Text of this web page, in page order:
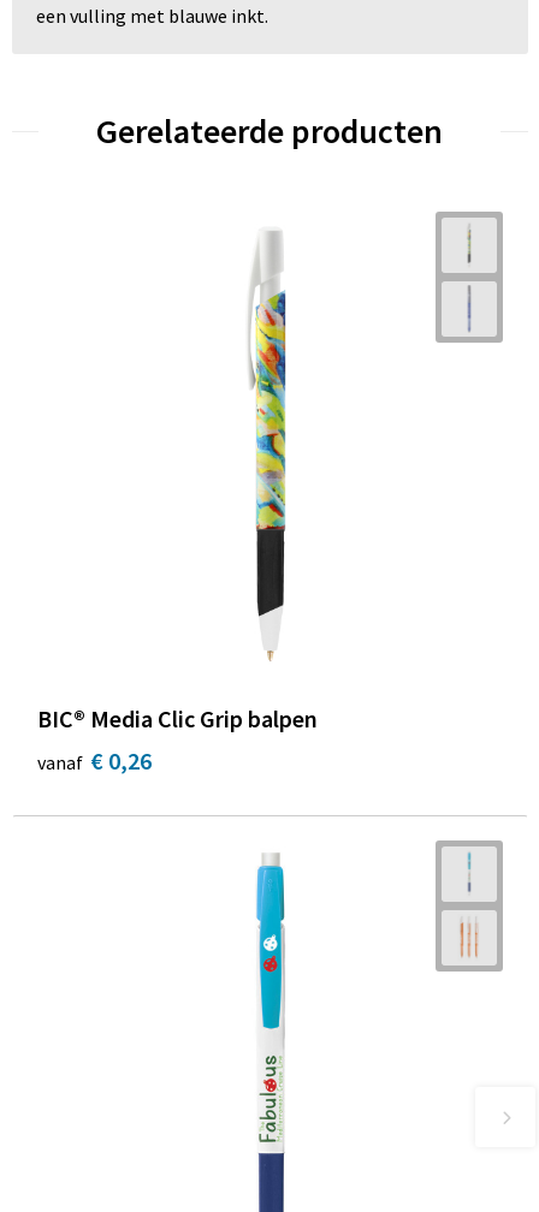
een vulling met blauwe inkt.
Gerelateerde producten
BIC® Media Clic Grip balpen
vanaf € 0,26